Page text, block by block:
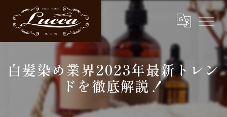
白髪染め業界2023年最新トレン
ドを徹底解説！